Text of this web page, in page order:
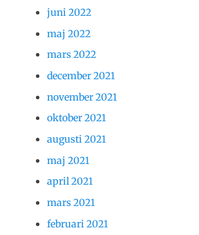
juni 2022
maj 2022
mars 2022
december 2021
november 2021
oktober 2021
augusti 2021
maj 2021
april 2021
mars 2021
februari 2021